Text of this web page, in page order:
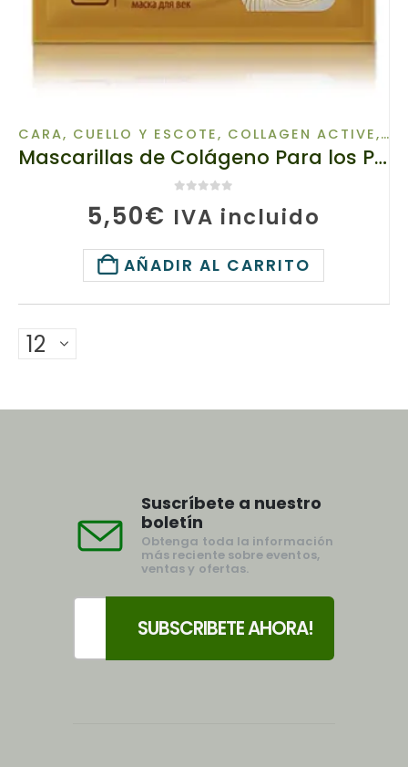
CARA, CUELLO Y ESCOTE, COLLAGEN ACTIVE,
Mascarillas de Colágeno Para los Párpados, 12710 TIANDE , Restauración Inmediata de la Piel! 1 ud
5,50€ IVA incluido
AÑADIR AL CARRITO
Suscríbete a nuestro
boletín
Obtenga toda la información
más reciente sobre eventos,
ventas y ofertas.